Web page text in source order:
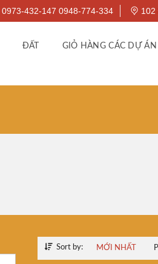
0973-432-147 0948-774-334 102
ĐẤT GIỎ HÀNG CÁC DỰ
Sort by: MỚI NHẤT